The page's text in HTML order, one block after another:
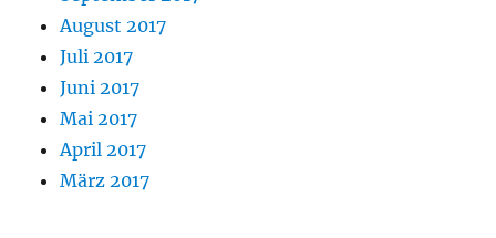
August 2017
Juli 2017
Juni 2017
Mai 2017
April 2017
März 2017